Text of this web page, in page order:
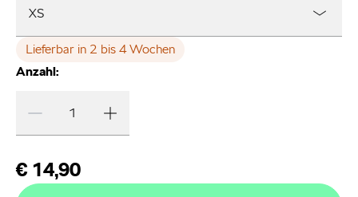
XS
Lieferbar in 2 bis 4 Wochen
Anzahl:
€ 14,90